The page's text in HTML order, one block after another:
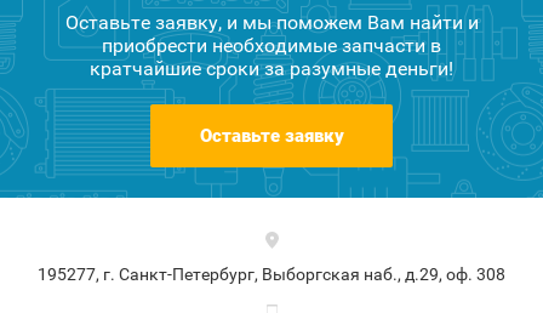
Оставьте заявку, и мы поможем Вам найти и
приобрести необходимые запчасти в
кратчайшие сроки за разумные деньги!
Оставьте заявку
195277, г. Санкт-Петербург, Выборгская наб., д.29, оф. 308